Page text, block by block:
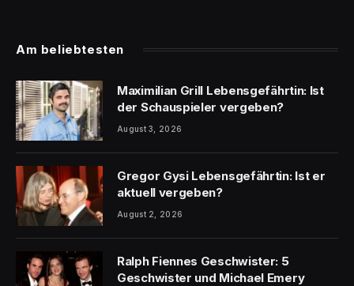
Am beliebtesten
Maximilian Grill Lebensgefährtin: Ist
der Schauspieler vergeben?
August 3, 2026
Gregor Gysi Lebensgefährtin: Ist er
aktuell vergeben?
August 2, 2026
Ralph Fiennes Geschwister: 5
Geschwister und Michael Emery